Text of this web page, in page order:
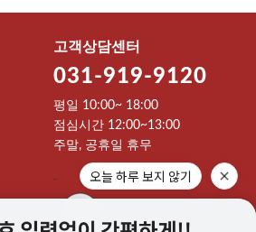
고객상담센터
031-919-9120
평일 10:00~ 18:00
점심시간 12:00~13:00
주말, 공휴일 휴무
- 오늘 하루 보지 않기